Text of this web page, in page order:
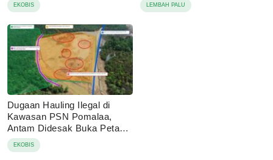
EKOBIS LEMBAH PALU
Dugaan Hauling Ilegal di
Kawasan PSN Pomalaa,
Antam Didesak Buka Peta
IUP
EKOBIS